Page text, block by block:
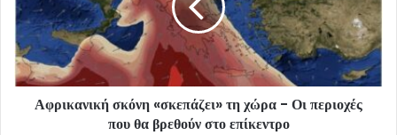
Αφρικανική σκόνη «σκεπάζει» τη χώρα - Οι περιοχές
που θα βρεθούν στο επίκεντρο